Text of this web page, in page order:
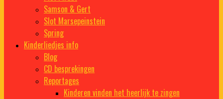
Samson & Gert
Slot Marsepeinstein
Spring
Kinderliedjes info
Blog
CD besprekingen
Reportages
Kinderen vinden het heerlijk te zingen